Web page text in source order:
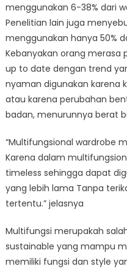
menggunakan 6-38% dari
Penelitian lain juga
menggunakan hanya 50%
Kebanyakan orang merasa
up to date dengan trend
nyaman digunakan karena
atau karena perubahan
badan, menurunnya berat
“Multifungsional wardrobe
Karena dalam
timeless sehingga dapat
yang lebih lama Tanpa
tertentu.” jelasnya
Multifungsi merupakah
sustainable yang mampu
memiliki fungsi dan style